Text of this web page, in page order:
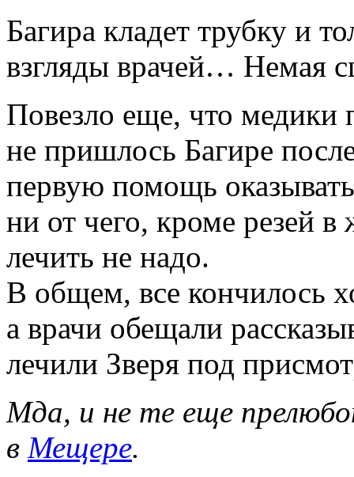
Багира кладет трубку и
взгляды врачей… Немая
Повезло еще, что медики
не пришлось Багире
первую помощь
ни от чего, кроме резей
лечить не надо.
В общем, все кончилось
а врачи обещали
лечили Зверя под
Мда, и не те еще
в Мещере.